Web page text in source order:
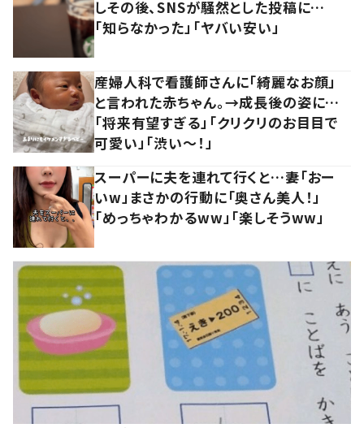
しその後、SNSが騒然とした投稿に…
「知らなかった」「ヤバい安い」
産婦人科で看護師さんに「綺麗なお顔」
と言われた赤ちゃん。→成長後の姿に…
「将来有望すぎる」「クリクリのお目目で
可愛い」「渋い～！」
スーパーに夫を連れて行くと…妻「おー
いw」まさかの行動に「奥さん美人！」
「めっちゃわかるww」「楽しそうww」